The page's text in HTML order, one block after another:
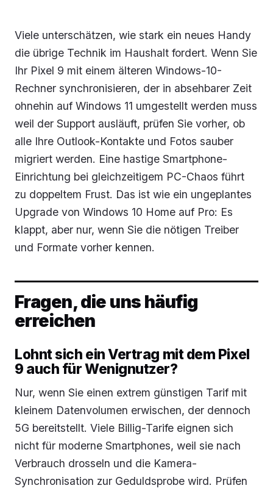
Viele unterschätzen, wie stark ein neues Handy
die übrige Technik im Haushalt fordert. Wenn Sie
Ihr Pixel 9 mit einem älteren Windows-10-
Rechner synchronisieren, der in absehbarer Zeit
ohnehin auf Windows 11 umgestellt werden muss
weil der Support ausläuft, prüfen Sie vorher, ob
alle Ihre Outlook-Kontakte und Fotos sauber
migriert werden. Eine hastige Smartphone-
Einrichtung bei gleichzeitigem PC-Chaos führt
zu doppeltem Frust. Das ist wie ein ungeplantes
Upgrade von Windows 10 Home auf Pro: Es
klappt, aber nur, wenn Sie die nötigen Treiber
und Formate vorher kennen.
Fragen, die uns häufig
erreichen
Lohnt sich ein Vertrag mit dem Pixel
9 auch für Wenignutzer?
Nur, wenn Sie einen extrem günstigen Tarif mit
kleinem Datenvolumen erwischen, der dennoch
5G bereitstellt. Viele Billig-Tarife eignen sich
nicht für moderne Smartphones, weil sie nach
Verbrauch drosseln und die Kamera-
Synchronisation zur Geduldsprobe wird. Prüfen